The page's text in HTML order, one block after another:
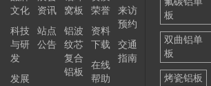
文化
科技
与研
发
发展
资讯
站点
公告
窝板
铝波
纹芯
复合
铝板
荣誉
资料
下载
在线
帮助
来访
预约
交通
指南
板
双曲铝单
板
烤瓷铝板